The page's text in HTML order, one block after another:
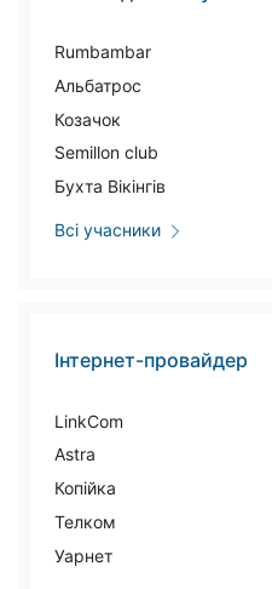
Rumbambar
Альбатрос
Козачок
Semillon club
Бухта Вікінгів
Всі учасники
Інтернет-провайдер
LinkCom
Astra
Копійка
Телком
Уарнет